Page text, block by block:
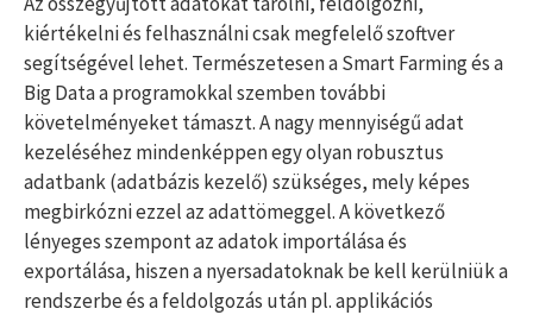
kiértékelni és felhasználni csak megfelelő szoftver
segítségével lehet. Természetesen a Smart Farming és a
Big Data a programokkal szemben további
követelményeket támaszt. A nagy mennyiségű adat
kezeléséhez mindenképpen egy olyan robusztus
adatbank (adatbázis kezelő) szükséges, mely képes
megbirkózni ezzel az adattömeggel. A következő
lényeges szempont az adatok importálása és
exportálása, hiszen a nyersadatoknak be kell kerülniük a
rendszerbe és a feldolgozás után pl. applikációs